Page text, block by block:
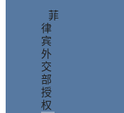
菲
律
宾
外
交
部
授
权